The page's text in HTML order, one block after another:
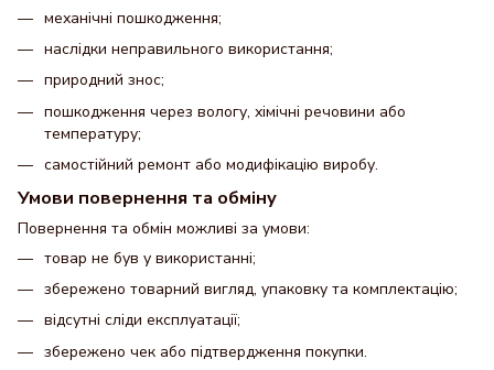
механічні пошкодження;
наслідки неправильного використання;
природний знос;
пошкодження через вологу, хімічні речовини або
температуру;
самостійний ремонт або модифікацію виробу.
Умови повернення та обміну
Повернення та обмін можливі за умови:
товар не був у використанні;
збережено товарний вигляд, упаковку та комплектацію;
відсутні сліди експлуатації;
збережено чек або підтвердження покупки.